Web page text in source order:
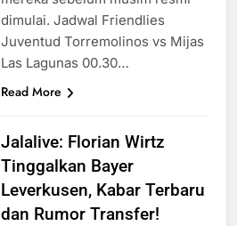
dimulai. Jadwal Friendlies
Juventud Torremolinos vs Mijas
Las Lagunas 00.30…
Read More
Jalalive: Florian Wirtz
Tinggalkan Bayer
Leverkusen, Kabar Terbaru
dan Rumor Transfer!